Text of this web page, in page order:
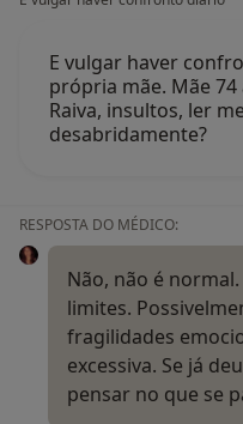
E vulgar haver
própria mãe. Mãe 74
Raiva, insultos, ler
desabridamente?
RESPOSTA DO MÉDICO:
Não, não é
limites.
fragilidades
excessiva. Se já
pensar no que se